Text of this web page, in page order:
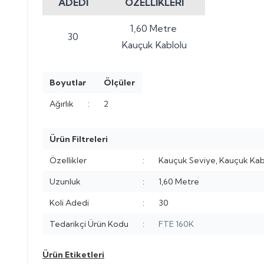
ADEDİ ÖZELLİKLERİ
30
1,60 Metre
Kauçuk Kablolu
Boyutlar
Ölçüler
Ağırlık
: 2
Ürün Filtreleri
Özellikler
:
Kauçuk Seviye, Kauçuk
Uzunluk
:
1,60 Metre
Koli Adedi
:
30
Tedarikçi Ürün Kodu
: FTE 160K
Ürün Etiketleri